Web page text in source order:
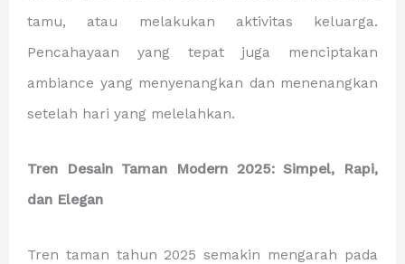
tamu, atau melakukan aktivitas keluarga.
Pencahayaan yang tepat juga menciptakan
ambiance yang menyenangkan dan menenangkan
setelah hari yang melelahkan.
Tren Desain Taman Modern 2025: Simpel, Rapi,
dan Elegan
Tren taman tahun 2025 semakin mengarah pada